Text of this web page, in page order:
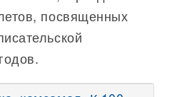
посвященных